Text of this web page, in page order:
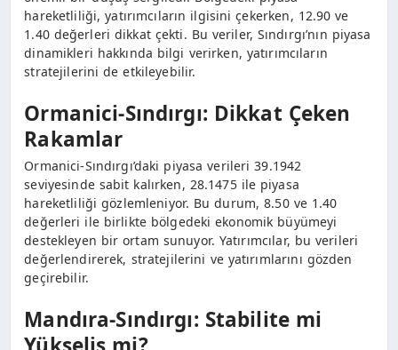
hareketliliği, yatırımcıların ilgisini çekerken, 12.90 ve
1.40 değerleri dikkat çekti. Bu veriler, Sındırgı’nın piyasa
dinamikleri hakkında bilgi verirken, yatırımcıların
stratejilerini de etkileyebilir.
Ormanici-Sındırgı: Dikkat Çeken
Rakamlar
Ormanici-Sındırgı’daki piyasa verileri 39.1942
seviyesinde sabit kalırken, 28.1475 ile piyasa
hareketliliği gözlemleniyor. Bu durum, 8.50 ve 1.40
değerleri ile birlikte bölgedeki ekonomik büyümeyi
destekleyen bir ortam sunuyor. Yatırımcılar, bu verileri
değerlendirerek, stratejilerini ve yatırımlarını gözden
geçirebilir.
Mandıra-Sındırgı: Stabilite mi